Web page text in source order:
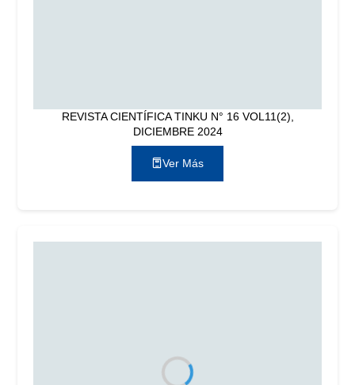
REVISTA CIENTÍFICA TINKU N° 16 VOL11(2),
DICIEMBRE 2024
Ver Más